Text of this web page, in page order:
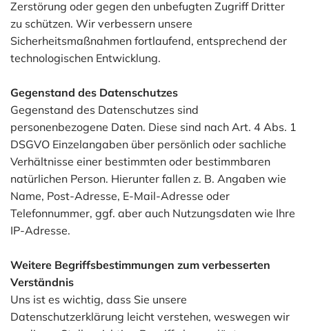
Zerstörung oder gegen den unbefugten Zugriff Dritter
zu schützen. Wir verbessern unsere
Sicherheitsmaßnahmen fortlaufend, entsprechend der
technologischen Entwicklung.
Gegenstand des Datenschutzes
Gegenstand des Datenschutzes sind
personenbezogene Daten. Diese sind nach Art. 4 Abs. 1
DSGVO Einzelangaben über persönlich oder sachliche
Verhältnisse einer bestimmten oder bestimmbaren
natürlichen Person. Hierunter fallen z. B. Angaben wie
Name, Post-Adresse, E-Mail-Adresse oder
Telefonnummer, ggf. aber auch Nutzungsdaten wie Ihre
IP-Adresse.
Weitere Begriffsbestimmungen zum verbesserten
Verständnis
Uns ist es wichtig, dass Sie unsere
Datenschutzerklärung leicht verstehen, weswegen wir